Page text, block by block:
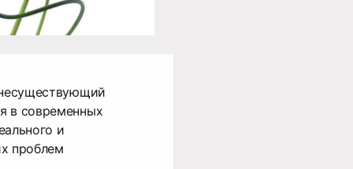
в современных
и
проблем